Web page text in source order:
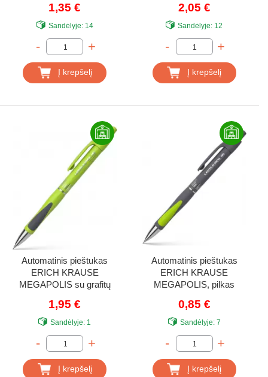
1,35 €
Sandėlyje:14
- +
Į krepšelį
pilkas korpusas, 0,5 mm
2,05 €
Sandėlyje: 12
- +
Į krepšelį
Automatinis pieštukas
ERICH KRAUSE
MEGAPOLIS su grafitų
šviesiai žalias korpusas,
0,7 mm
1,95 €
Sandėlyje: 1
- +
Į krepšelį
Automatinis pieštukas
ERICH KRAUSE
MEGAPOLIS, pilkas
0,85 €
Sandėlyje:7
- +
Į krepšelį